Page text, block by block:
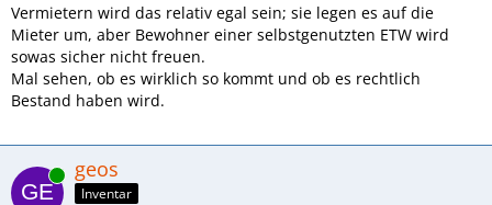
Vermietern wird das relativ egal sein; sie legen es auf die
Mieter um, aber Bewohner einer selbstgenutzten ETW wird
sowas sicher nicht freuen.
Mal sehen, ob es wirklich so kommt und ob es rechtlich
Bestand haben wird.
Online geos
Inventar